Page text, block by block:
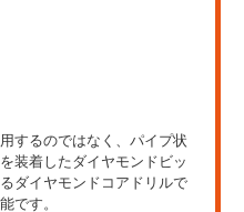
するのではなく、パイプ状
装着したダイヤモンドビッ
ダイヤモンドコアドリルで
です。